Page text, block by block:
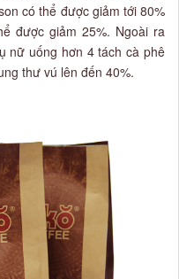
có thể được giảm tới 80%
được giảm 25%. Ngoài ra
nữ uống hơn 4 tách cà phê
thư vú lên đến 40%.